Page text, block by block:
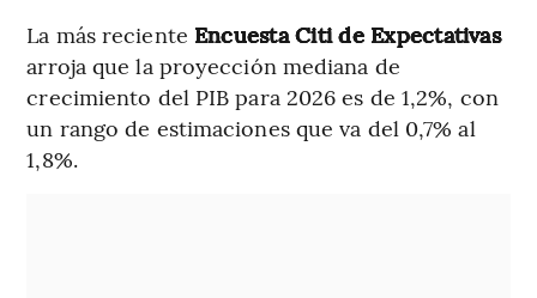
La más reciente Encuesta Citi de Expectativas
arroja que la proyección mediana de
crecimiento del PIB para 2026 es de 1,2%, con
un rango de estimaciones que va del 0,7% al
1,8%.